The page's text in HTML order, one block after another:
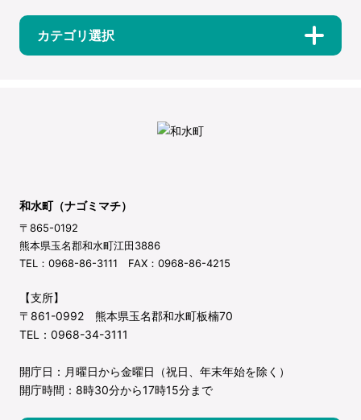
カテゴリ選択
和水町（ナゴミマチ）
〒865-0192
熊本県玉名郡和水町江田3886
TEL：0968-86-3111 FAX：0968-86-4215
【支所】
〒861-0992 熊本県玉名郡和水町板楠70
TEL：0968-34-3111
開庁日：月曜日から金曜日（祝日、年末年始を除く）
開庁時間：8時30分から17時15分まで